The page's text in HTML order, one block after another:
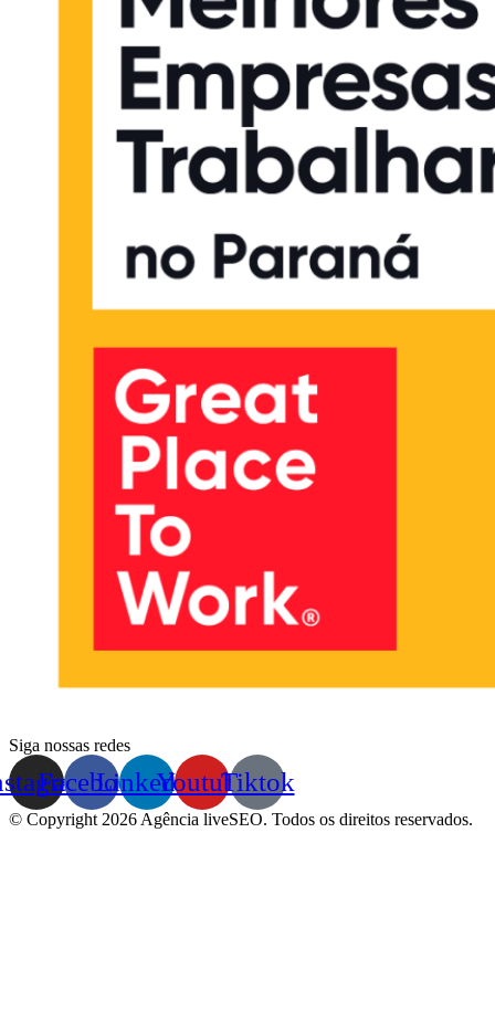
Siga nossas redes
FacebookLinkedinYoutubeTiktok
© Copyright 2026 Agência liveSEO. Todos os direitos reservados.